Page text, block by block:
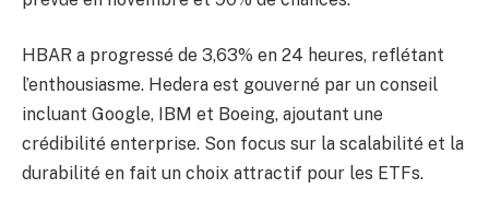
HBAR a progressé de 3,63% en 24 heures, reflétant
l’enthousiasme. Hedera est gouverné par un conseil
incluant Google, IBM et Boeing, ajoutant une
crédibilité enterprise. Son focus sur la scalabilité et la
durabilité en fait un choix attractif pour les ETFs.